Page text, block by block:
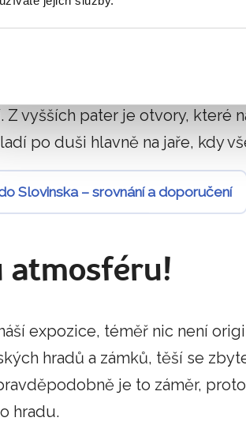
lidí, má 15 pokojů a 5
při stoupání mezi patry
Mimo parného léta, kdy je
něco teplejšího. Místnosti
Z vyšších pater je otvory, které
po duši hlavně na jaře, kdy
Slovinska – srovnání a doporučení
atmosféru!
expozice, téměř nic není
hradů a zámků, těší se
je to záměr,
hradu.